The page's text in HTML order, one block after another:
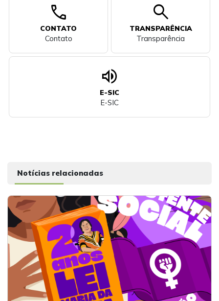
call
CONTATO
Contato
search
TRANSPARÊNCIA
Transparência
volume_up
E-SIC
E-SIC
Notícias relacionadas